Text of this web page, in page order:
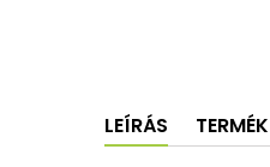
LEÍRÁS